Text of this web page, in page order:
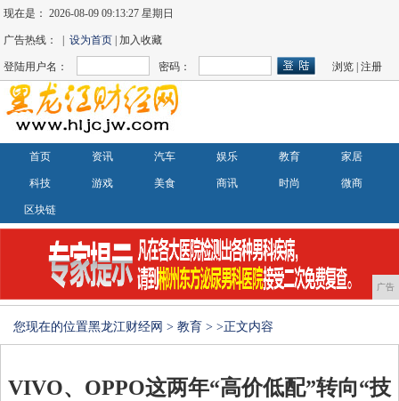
现在是：2026-08-09 09:13:27 星期日
广告热线： |设为首页 | 加入收藏
登陆用户名： 密码： 浏览 |注册
首页 资讯 汽车 娱乐 教育 家居
科技 游戏 美食 商讯 时尚 微商
区块链
广告
您现在的位置黑龙江财经网 > 教育 > >正文内容
VIVO、OPPO这两年“高价低配”转向“技